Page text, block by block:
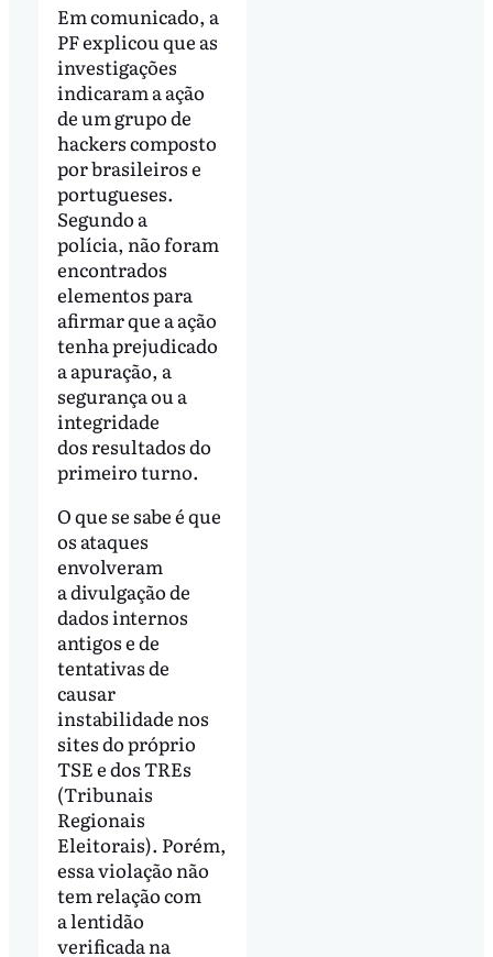
Em comunicado, a
PF explicou que as
investigações
indicaram a ação
de um grupo de
hackers composto
por brasileiros e
portugueses.
Segundo a
polícia, não foram
encontrados
elementos para
afirmar que a ação
tenha prejudicado
a apuração, a
segurança ou a
integridade
dos resultados do
primeiro turno.
O que se sabe é que
os ataques
envolveram
a divulgação de
dados internos
antigos e de
tentativas de
causar
instabilidade nos
sites do próprio
TSE e dos TREs
(Tribunais
Regionais
Eleitorais). Porém,
essa violação não
tem relação com
a lentidão
verificada na